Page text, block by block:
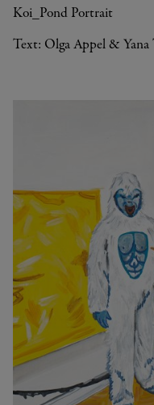
Koi_Pond Portrait
Text: Olga Appel & Yana